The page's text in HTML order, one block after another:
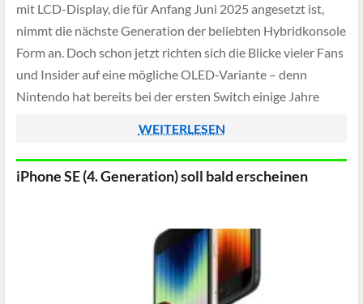
mit LCD-Display, die für Anfang Juni 2025 angesetzt ist,
nimmt die nächste Generation der beliebten Hybridkonsole
Form an. Doch schon jetzt richten sich die Blicke vieler Fans
und Insider auf eine mögliche OLED-Variante – denn
Nintendo hat bereits bei der ersten Switch einige Jahre
WEITERLESEN
iPhone SE (4. Generation) soll bald erscheinen